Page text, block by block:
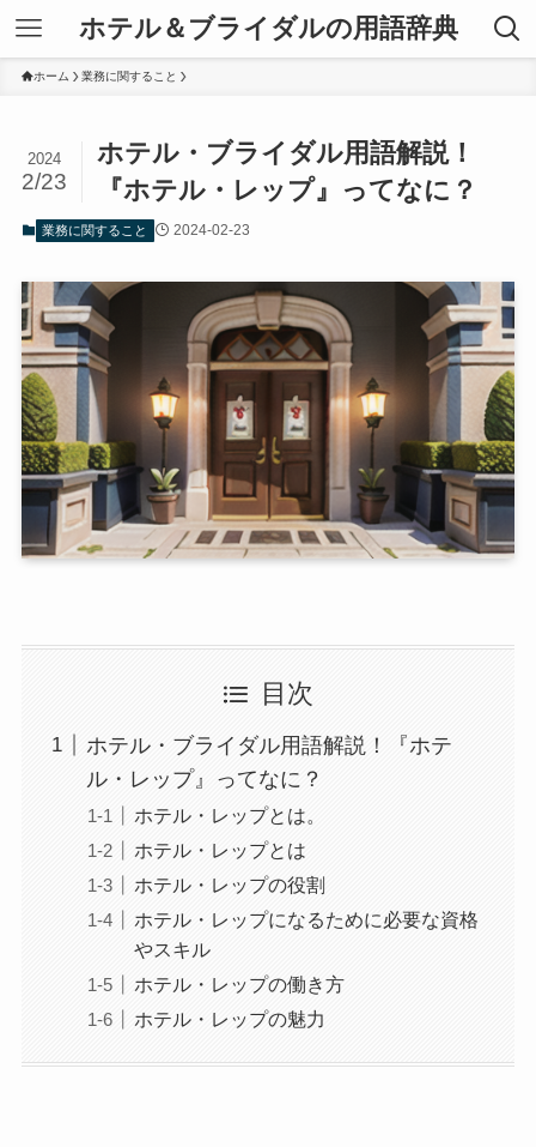
ホテル＆ブライダルの用語辞典
ホーム 業務に関すること
ホテル・ブライダル用語解説！
『ホテル・レップ』ってなに？
2024
2/23
業務に関すること 2024-02-23
目次
ホテル・ブライダル用語解説！『ホテ
ル・レップ』ってなに？
ホテル・レップとは。
ホテル・レップとは
ホテル・レップの役割
ホテル・レップになるために必要な資格
やスキル
ホテル・レップの働き方
ホテル・レップの魅力